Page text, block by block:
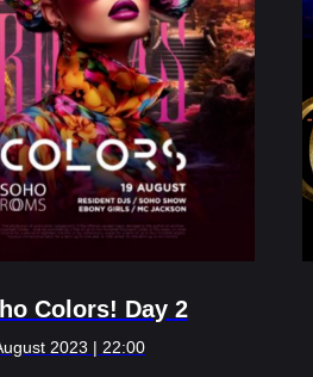
Colors! Day 2
2023 | 22:00